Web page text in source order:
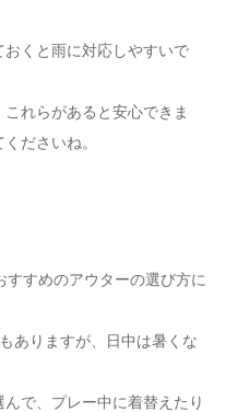
くと雨に対応しやすいで
れらがあると安心できま
ださいね。
すめのアウターの選び方に
ありますが、日中は暑くな
で、プレー中に着替えたり